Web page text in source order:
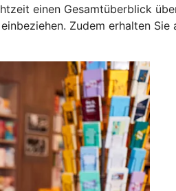
einen Gesamtüberblick
Zudem erhalten